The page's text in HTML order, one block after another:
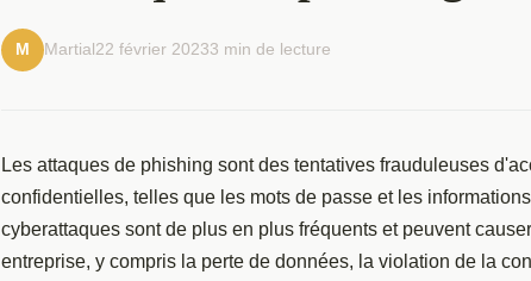
M Martial22 février 20233 min de lecture
Les attaques de phishing sont des tentatives frauduleuses
confidentielles, telles que les mots de passe et les
cyberattaques sont de plus en plus fréquents et peuvent
entreprise, y compris la perte de données, la violation de la